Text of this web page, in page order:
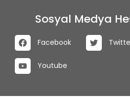
Sosyal Medya
Facebook
Youtube